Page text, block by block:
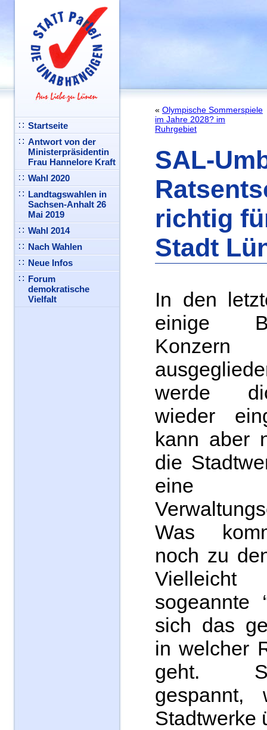
Startseite
Antwort von der
Ministerpräsidentin
Frau Hannelore Kraft
Wahl 2020
Landtagswahlen in
Sachsen-Anhalt 26
Mai 2019
Wahl 2014
Nach Wahlen
Neue Infos
Forum
demokratische
Vielfalt
« Olympische Sommerspiele
im Jahre 2028? im
Ruhrgebiet
SAL-
richtig
Stadt
In den
einige
werde
wieder
kann aber
die
eine
Was
noch zu
sogeannte
sich das
in welcher
geht.
Stadtwerke